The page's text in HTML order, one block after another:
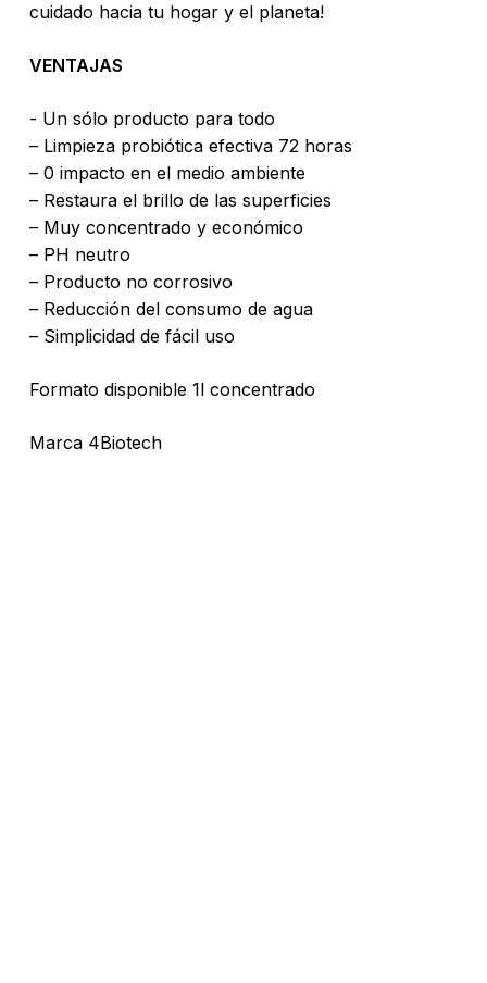
No hay productos en el carrito.
Go To Shop
cuidado hacia tu hogar y el planeta!
VENTAJAS
​- Un sólo producto para todo
– ​Limpieza ​​probiótica efectiva 72 horas
– 0 impacto en el medio ambiente
– Restaura el brillo de las superficies
– ​Muy concentrado y económico
– ​PH neutro
– ​Producto no corrosivo
– ​Reducción del consumo de agua
– Simplicidad de fácil uso
Formato disponible 1l concentrado
Marca 4Biotech